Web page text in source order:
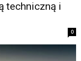
techniczną i
0